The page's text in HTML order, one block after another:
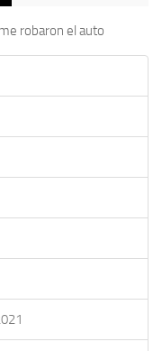
robaron el auto